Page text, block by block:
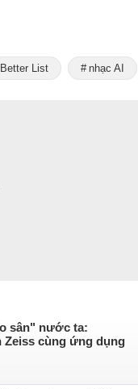
Better List nhạc AI
sân" nước ta:
Zeiss cùng ứng dụng